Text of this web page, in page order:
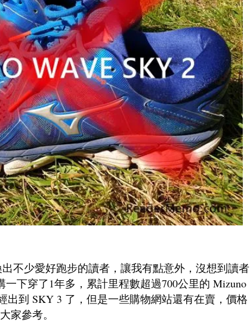
不少愛好跑步的讀者，讓我有點意外，沒想到讀者
下穿了1年多，累計里程數超過700公里的 Mizuno
出到 SKY 3 了，但是一些購物網站還有在賣，價格
家參考。